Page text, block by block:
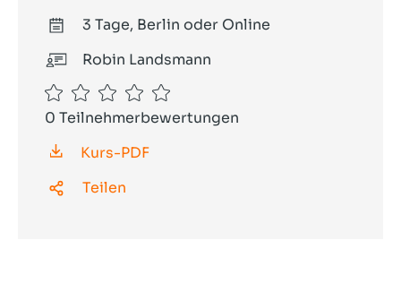
3 Tage, Berlin oder Online
Robin Landsmann
0 Teilnehmerbewertungen
Kurs-PDF
Teilen